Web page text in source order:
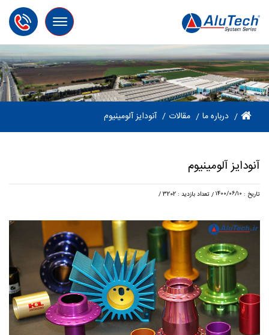
Toggle
navigation
درباره ما مقالات آنودایز آلومینیوم
آنودایز آلومینیوم
تاریخ : /تعداد بازدید : 3202 /